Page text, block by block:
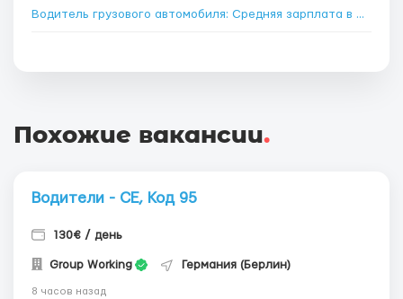
Водитель грузового автомобиля: Средняя зарплата в Польше
Похожие вакансии.
Водители - СЕ, Код 95
130€ / день
Group Working Германия (Берлин)
8 часов назад